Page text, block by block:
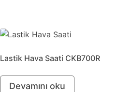
Lastik Hava Saati CKB700R
Devamını oku